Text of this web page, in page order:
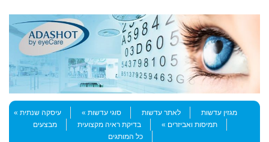
Menu
Skip to content
מגזין עדשות
לאתר עדשות סוגי עדשות
עיסקה שנתית
תמיסות ואביזרים
בדיקת ראיה מקצועית
מבצעים
כל המותגים